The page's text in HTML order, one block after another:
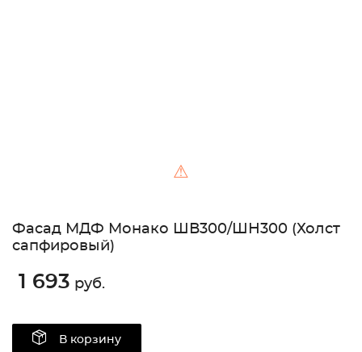
⚠
Фасад МДФ Монако ШВ300/ШН300 (Холст
сапфировый)
1 693 руб.
В корзину